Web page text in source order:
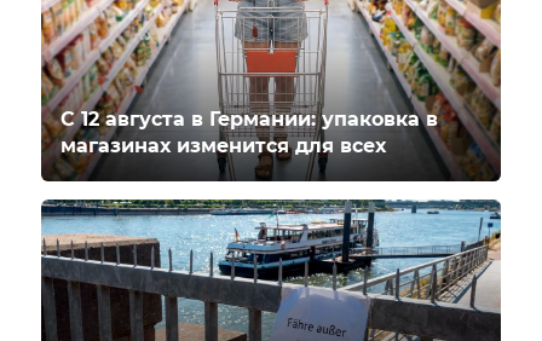
С 12 августа в Германии: упаковка в
магазинах изменится для всех